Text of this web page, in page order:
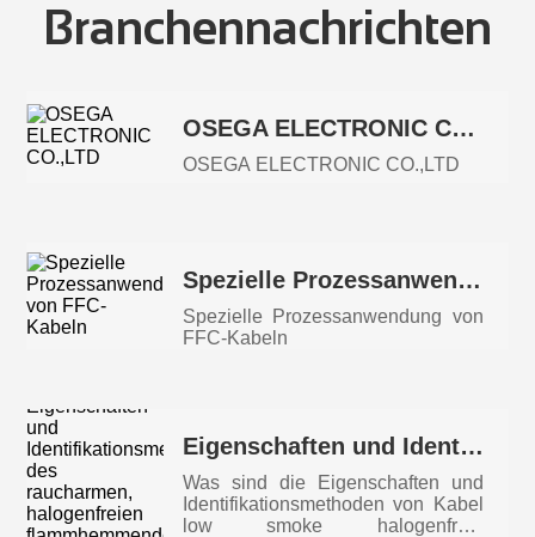
Branchennachrichten
OSEGA ELECTRONIC CO.,LTD
OSEGA ELECTRONIC CO.,LTD
Spezielle Prozessanwendung von FFC-Kabeln
Spezielle Prozessanwendung von
FFC-Kabeln
Eigenschaften und Identifikationsmethode des raucharmen, halogenfreien flammhemmenden Kabels--en
Was sind die Eigenschaften und
Identifikationsmethoden von Kabel
low smoke halogenfreie